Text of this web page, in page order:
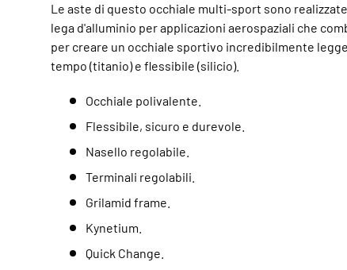
Le aste di questo occhiale multi-sport sono
lega d'alluminio per applicazioni aerospaziali che
per creare un occhiale sportivo incredibilmente
tempo (titanio) e flessibile (silicio).
Occhiale polivalente.
Flessibile, sicuro e durevole.
Nasello regolabile.
Terminali regolabili.
Grilamid frame.
Kynetium.
Quick Change.